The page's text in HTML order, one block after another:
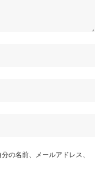
の名前、メールアドレス、